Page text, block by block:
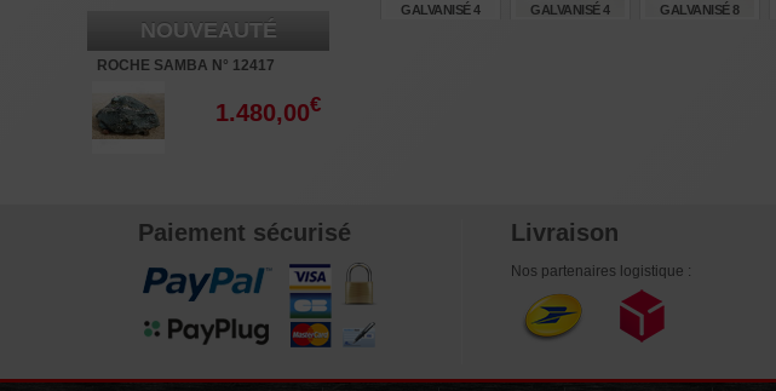
NOUVEAUTÉ
ROCHE SAMBA N° 12417
1.480,00€
GALVANISÉ 4
GALVANISÉ 4
GALVANISÉ 8
Paiement sécurisé Livraison
Nos partenaires logistique :